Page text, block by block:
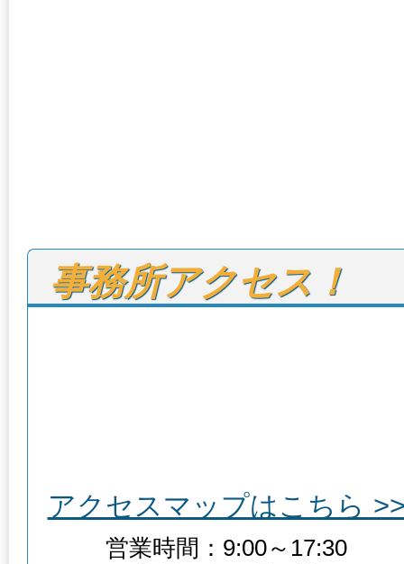
事務所アクセス！
アクセスマップはこちら
営業時間：9:00～17:30